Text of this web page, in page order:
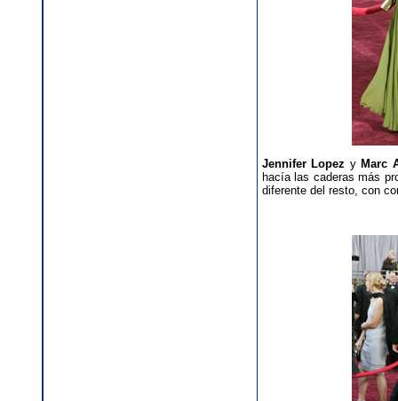
Jennifer Lopez y Marc
hacía las caderas más
diferente del resto, con